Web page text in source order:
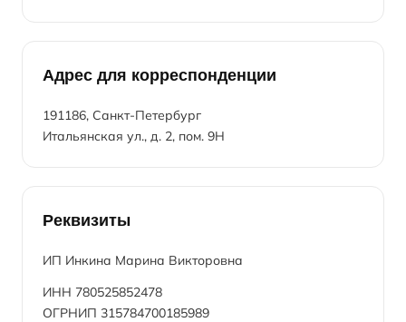
Адрес для корреспонденции
191186, Санкт-Петербург
Итальянская ул., д. 2, пом. 9Н
Реквизиты
ИП Инкина Марина Викторовна
ИНН 780525852478
ОГРНИП 315784700185989